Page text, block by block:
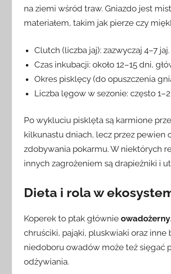
na ziemi wśród traw. Gniazdo jest
materiałem, takim jak pierze czy
Clutch (liczba jaj): zazwyczaj 4–7 jaj.
Czas inkubacji: około 12–15 dni,
Okres pisklęcy (do opuszczenia
Liczba lęgow w sezonie: często
Po wykluciu pisklęta są karmione
kilkunastu dniach, lecz przez pewien
zdobywania pokarmu. W niektórych
innych zagrożeniem są drapieżniki i
Dieta i rola w
Koperek to ptak głównie owadożerny
chruściki, pająki, pluskwiaki oraz
niedoboru owadów może też sięgać
odżywiania.